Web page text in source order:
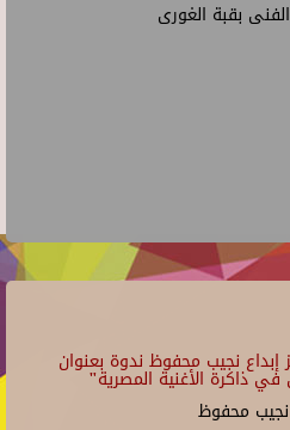
بقبة الغورى
نجيب محفوظ ندوة بعنوان
في ذاكرة الأغنية المصرية"
محفوظ